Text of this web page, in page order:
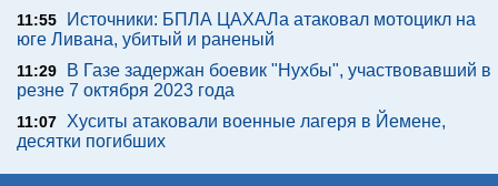
11:55
Источники: БПЛА ЦАХАЛа атаковал мотоцикл на
юге Ливана, убитый и раненый
11:29
В Газе задержан боевик "Нухбы", участвовавший в
резне 7 октября 2023 года
11:07 Хуситы атаковали военные лагеря в Йемене,
десятки погибших